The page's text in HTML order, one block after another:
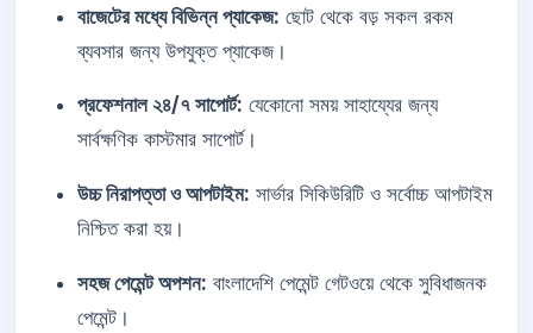
বাজেটের মধ্যে বিভিন্ন প্যাকেজ: ছোট থেকে বড় সকল রকম
ব্যবসার জন্য উপযুক্ত প্যাকেজ।
প্রফেশনাল ২৪/৭ সাপোর্ট: যেকোনো সময় সাহায্যের জন্য
সার্বক্ষণিক কাস্টমার সাপোর্ট।
উচ্চ নিরাপত্তা ও আপটাইম: সার্ভার সিকিউরিটি ও সর্বোচ্চ আপটাইম
নিশ্চিত করা হয়।
সহজ পেমেন্ট অপশন: বাংলাদেশি পেমেন্ট গেটওয়ে থেকে সুবিধাজনক
পেমেন্ট।